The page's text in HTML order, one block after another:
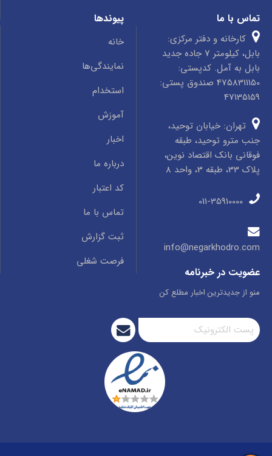
تماس با ما
کارخانه و دفتر مرکزی:
بابل، کیلومتر 7 جاده جدید
بابل به آمل. کدپستی:
4758311150 صندوق پستی:
47135159
تهران: خیابان توحید،
جنب مترو توحید، طبقه
فوقانی بانک اقتصاد نوین،
پلاک 33، طبقه 3، واحد 8
info@negarkhodro.com
پیوندها
خانه
نمایندگی‌ها
استخدام
آموزش
اخبار
درباره ما
کد اعتبار
تماس با ما
ثبت گزارش
فرصت شغلی
عضویت در خبرنامه
منو از جدیدترین اخبار مطلع کن